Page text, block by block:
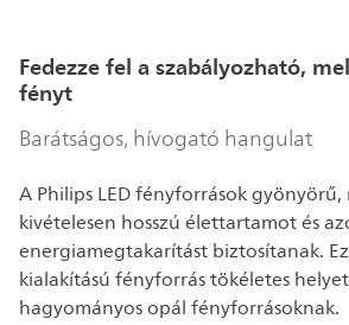
Fedezze fel a szabályozható,
fényt
Barátságos, hívogató hangulat
A Philips LED fényforrások
kivételesen hosszú élettartamot és
energiamegtakarítást biztosítanak.
kialakítású fényforrás tökéletes
hagyományos opál fényforrásoknak.